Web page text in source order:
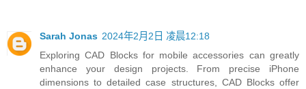
Sarah Jonas 2024年2月2日 凌晨12:18
Exploring CAD Blocks for mobile accessories can greatly
enhance your design projects. From precise iPhone
dimensions to detailed case structures, CAD Blocks offer